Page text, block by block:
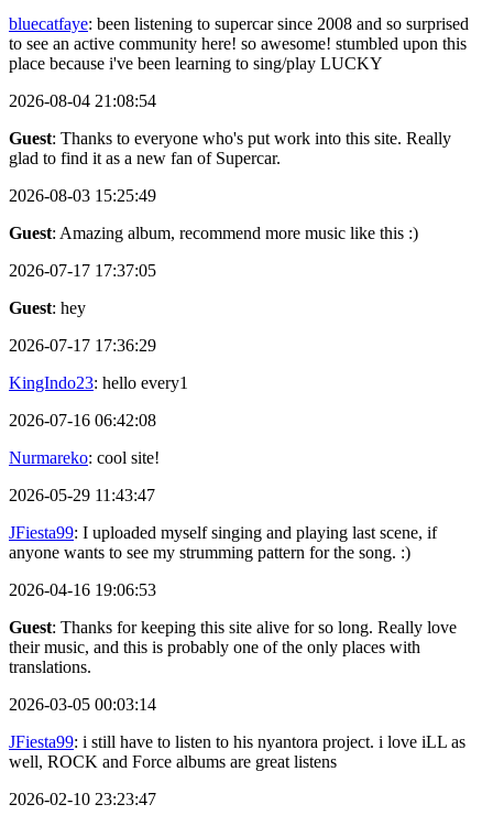
bluecatfaye: been listening to supercar since 2008 and so surprised
to see an active community here! so awesome! stumbled upon this
place because i've been learning to sing/play LUCKY
2026-08-04 21:08:54
Guest: Thanks to everyone who's put work into this site. Really
glad to find it as a new fan of Supercar.
2026-08-03 15:25:49
Guest: Amazing album, recommend more music like this :)
2026-07-17 17:37:05
Guest: hey
2026-07-17 17:36:29
KingIndo23: hello every1
2026-07-16 06:42:08
Nurmareko: cool site!
2026-05-29 11:43:47
JFiesta99: I uploaded myself singing and playing last scene, if
anyone wants to see my strumming pattern for the song. :)
2026-04-16 19:06:53
Guest: Thanks for keeping this site alive for so long. Really love
their music, and this is probably one of the only places with
translations.
2026-03-05 00:03:14
JFiesta99: i still have to listen to his nyantora project. i love iLL as
well, ROCK and Force albums are great listens
2026-02-10 23:23:47